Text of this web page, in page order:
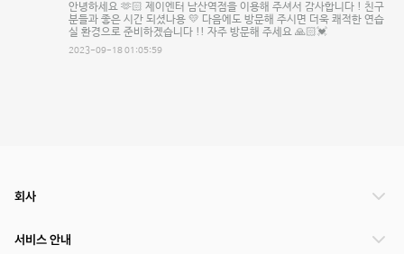
안녕하세요 🫶🏻 제이엔터 남산역점을 이용해 주셔서 감사합니다 ! 친구
분들과 좋은 시간 되셨나용 💛 다음에도 방문해 주시면 더욱 쾌적한 연습
실 환경으로 준비하겠습니다 !! 자주 방문해 주세요 🙏🏻💓
2023-09-18 01:05:59
회사
서비스 안내